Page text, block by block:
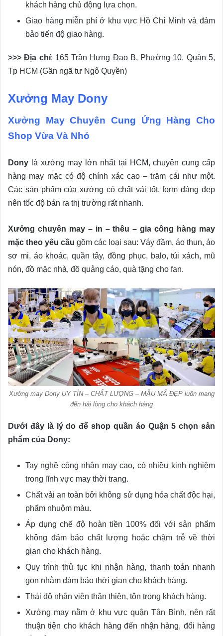
khách hàng chủ động lựa chọn.
Giao hàng miễn phí ở khu vực Hồ Chí Minh và đảm
bảo tiến độ giao hàng.
>>> Địa chỉ: 165 Trần Hưng Đạo B, Phường 10, Quận 5,
Tp HCM (Gần ngã tư Ngô Quyền)
Xưởng May Dony
Xưởng May Chuyên Cung Ứng Hàng Cho
Shop Vừa Và Nhỏ
Dony là xưởng may lớn nhất tại HCM, chuyên cung cấp
hàng may mặc có độ chính xác cao – trăm cái như một.
Các sản phẩm của xưởng có chất vải tốt, form dáng đẹp
nên tốc độ bán ra thị trường rất nhanh.
Xưởng chuyên may – in – thêu – gia công hàng may
mặc theo yêu cầu gồm các loại sau: Váy đầm, áo thun, áo
sơ mi, áo khoác, quần tây, đồng phục, balo, túi xách, mũ
nón, đồ mặc nhà, đồ quảng cáo, quà tặng cho fan.
Xưởng may Dony UY TÍN – CHẤT LƯỢNG – MẪU MÃ ĐẸP luôn mang
đến hài lòng cho khách hàng
Dưới đây là lý do để shop quần áo Quận 5 chọn sản
phẩm của Dony:
Tay nghề công nhân may cao, có nhiều kinh nghiệm
trong lĩnh vực may thời trang.
Chất vải an toàn bởi không sử dụng hóa chất độc hại,
phẩm nhuộm màu.
Áp dụng chế độ hoàn tiền 100% đối với sản phẩm
không đảm bảo chất lượng hoặc chậm trễ về thời
gian cho khách hàng.
Quy trình thủ tục khi nhận hàng, thanh toán nhanh
gọn nhằm đảm bảo thời gian cho khách hàng.
Thái độ nhân viên thân thiện, tôn trọng khách hàng.
Xưởng may nằm ở khu vực quận Tân Bình, nên rất
thuận tiện cho khách hàng đến nhận hàng, đổi hàng